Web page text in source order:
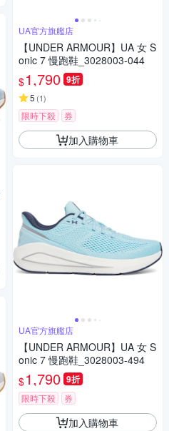
UA官方旗艦店
【UNDER ARMOUR】UA 女 S
onic 7 慢跑鞋_3028003-044
$1,790 9折
5 (1)
限時下殺 券
加入購物車
UA官方旗艦店
【UNDER ARMOUR】UA 女 S
onic 7 慢跑鞋_3028003-494
$1,790 9折
限時下殺 券
加入購物車